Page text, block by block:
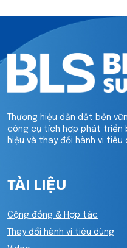
Thương hiệu dẫn dắt bền
công cụ tích hợp phát triển
hiệu và thay đổi hành vi tiêu
TÀI LIỆU
Cộng đồng & Hợp tác
Thay đổi hành vi tiêu dùng